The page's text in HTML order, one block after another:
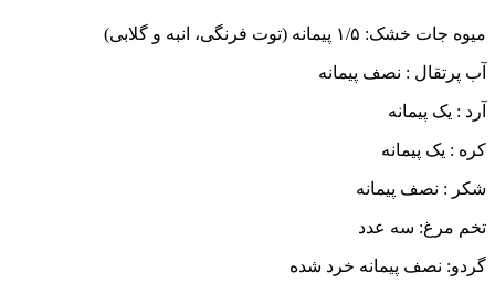
میوه جات خشک: ۱/۵ پیمانه (توت فرنگی، انبه و گلابی)
آب پرتقال : نصف پیمانه
آرد : یک پیمانه
کره : یک پیمانه
شکر : نصف پیمانه
تخم مرغ: سه عدد
گردو: نصف پیمانه خرد شده